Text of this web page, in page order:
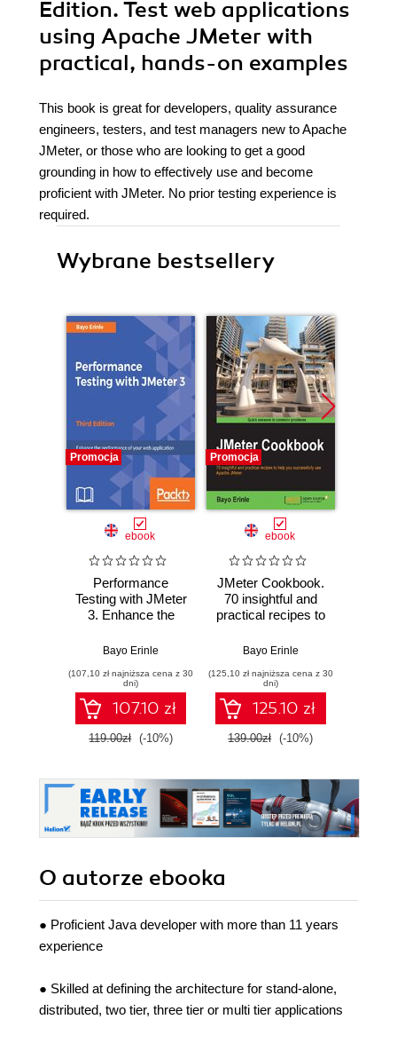
Edition. Test web applications
using Apache JMeter with
practical, hands-on examples
This book is great for developers, quality assurance
engineers, testers, and test managers new to Apache
JMeter, or those who are looking to get a good
grounding in how to effectively use and become
proficient with JMeter. No prior testing experience is
required.
Wybrane bestsellery
Promocja
ebook
Performance
Testing with JMeter
3. Enhance the
your web
Edition
Bayo Erinle
(107,10 zł najniższa cena z 30
dni)
107.10 zł
119.00zł (-10%)
Promocja
ebook
JMeter Cookbook.
70 insightful and
practical recipes to
successfully use
Bayo Erinle
(125,10 zł najniższa cena z 30
dni)
125.10 zł
139.00zł (-10%)
O autorze ebooka
● Proficient Java developer with more than 11 years
experience
● Skilled at defining the architecture for stand-alone,
distributed, two tier, three tier or multi tier applications